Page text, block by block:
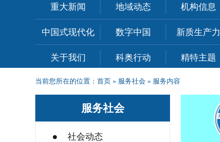
重大新闻 地域动态 机构信息
中国式现代化 数字中国 新质生产力
关于我们 科奥行动 精特主题
当前您所在的位置： 首页 » 服务社会 » 服务内容
服务社会
社会动态